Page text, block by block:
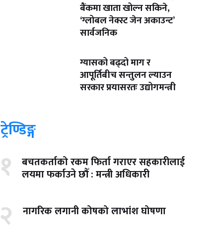
बैंकमा खाता खोल्न सकिने,
‘ग्लोबल नेक्स्ट जेन अकाउन्ट’
सार्वजनिक
ग्यासको बढ्दो माग र
आपूर्तिबीच सन्तुलन ल्याउन
सरकार प्रयासरतः उद्योगमन्त्री
ट्रेण्डिङ्ग
१ बचतकर्ताको रकम फिर्ता गराएर सहकारीलाई
लयमा फर्काउने छौँ : मन्त्री अधिकारी
२ नागरिक लगानी कोषको लाभांश घोषणा